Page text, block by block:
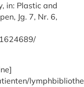
in: Plastic and
Jg. 7, Nr. 6,